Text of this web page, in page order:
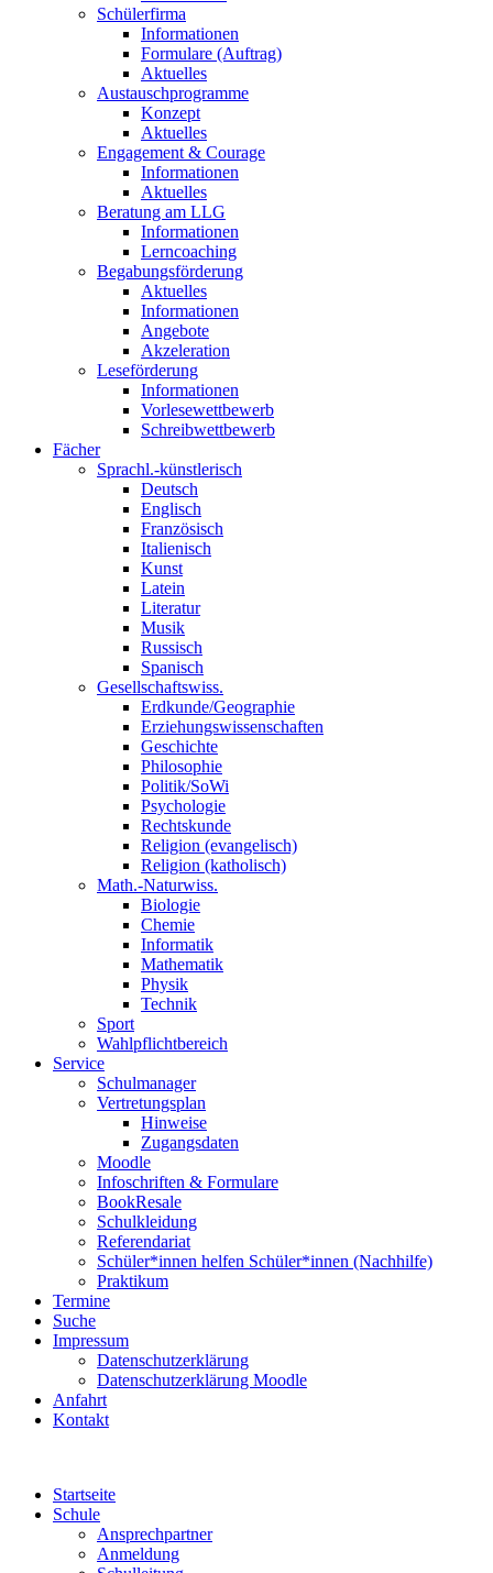
Schülerfirma
Informationen
Formulare (Auftrag)
Aktuelles
Austauschprogramme
Konzept
Aktuelles
Engagement & Courage
Informationen
Aktuelles
Beratung am LLG
Informationen
Lerncoaching
Begabungsförderung
Aktuelles
Informationen
Angebote
Akzeleration
Leseförderung
Informationen
Vorlesewettbewerb
Schreibwettbewerb
Fächer
Sprachl.-künstlerisch
Deutsch
Englisch
Französisch
Italienisch
Kunst
Latein
Literatur
Musik
Russisch
Spanisch
Gesellschaftswiss.
Erdkunde/Geographie
Erziehungswissenschaften
Geschichte
Philosophie
Politik/SoWi
Psychologie
Rechtskunde
Religion (evangelisch)
Religion (katholisch)
Math.-Naturwiss.
Biologie
Chemie
Informatik
Mathematik
Physik
Technik
Sport
Wahlpflichtbereich
Service
Schulmanager
Vertretungsplan
Hinweise
Zugangsdaten
Moodle
Infoschriften & Formulare
BookResale
Schulkleidung
Referendariat
Schüler*innen helfen Schüler*innen (Nachhilfe)
Praktikum
Termine
Suche
Impressum
Datenschutzerklärung
Datenschutzerklärung Moodle
Anfahrt
Kontakt
Startseite
Schule
Ansprechpartner
Anmeldung